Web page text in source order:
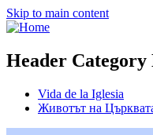
Skip to main content
Header Category
Vida de la Iglesia
Животът на